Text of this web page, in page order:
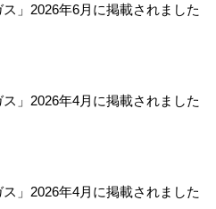
ス」2026年6月に掲載されました
ス」2026年4月に掲載されました
ス」2026年4月に掲載されました